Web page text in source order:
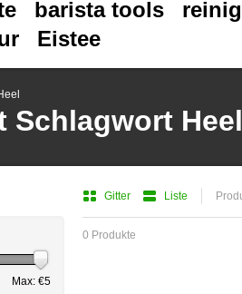
barista tools
Eistee
Schlagwort Heel
Gitter Liste
0 Produkte
Max: €5